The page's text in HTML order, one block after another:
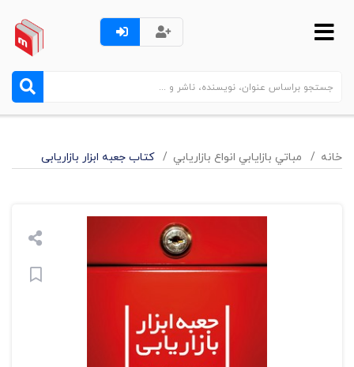
خانه مباتي بازايابي انواع بازاريابي کتاب جعبه ابزار بازاریابی